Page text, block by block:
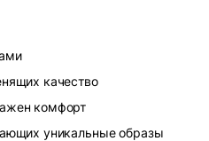
качество
комфорт
уникальные образы